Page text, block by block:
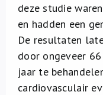
deze studie
en hadden een
De resultaten
door ongeveer
jaar te
cardiovasculair